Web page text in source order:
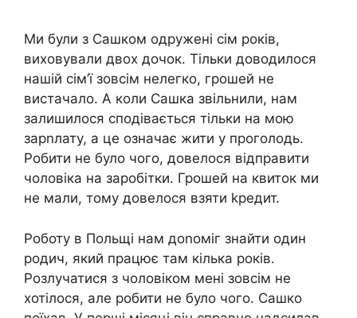
Ми були з Сашком одружені сім років,
виховували двох дочок. Тільки доводилося
нашій сім’ї зовсім нелегко, грошей не
вистачало. А коли Сашка звільнили, нам
залишилося сподівається тільки на мою
зарnлату, а це означає жити у проголодь.
Робити не було чого, довелося відправити
чоловіка на заробітки. Грошей на квиток ми
не мали, тому довелося взяти kредит.
Роботу в Польщі нам доnоміг знайти один
родич, який працює там кілька років.
Розлучатися з чоловіком мені зовсім не
хотілося, але робити не було чого. Сашко